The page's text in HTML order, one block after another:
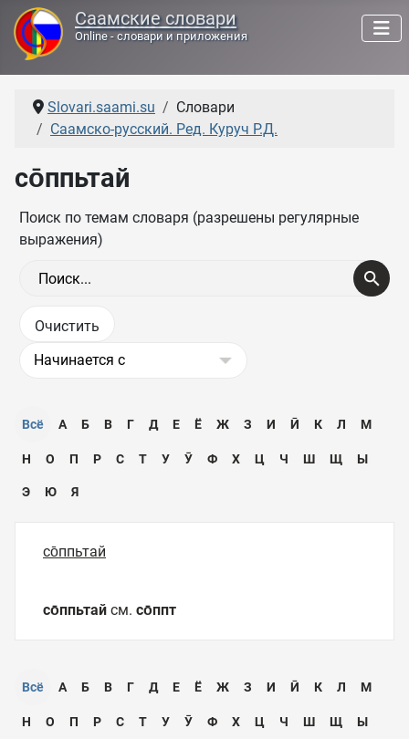
Саамские словари
Online - словари и приложения
Slovari.saami.su
Словари
Саамско-русский. Ред. Куруч Р.Д.
со̄ппьтай
Поиск по темам словаря (разрешены регулярные
выражения)
Всё А Б В Г Д Е Ё Ж З И Ӣ К Л М
Н О П Р С Т У Ӯ Ф Х Ц Ч Ш Щ Ы
Э Ю Я
со̄ппьтай
со̄ппьтай см. со̄ппт
Всё А Б В Г Д Е Ё Ж З И Ӣ К Л М
Н О П Р С Т У Ӯ Ф Х Ц Ч Ш Щ Ы